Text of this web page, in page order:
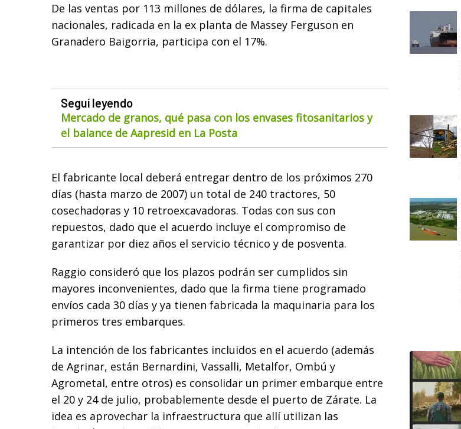
De las ventas por 113 millones de dólares, la firma de capitales
nacionales, radicada en la ex planta de Massey Ferguson en
Granadero Baigorria, participa con el 17%.
Seguí leyendo
Mercado de granos, qué pasa con los envases fitosanitarios y
el balance de Aapresid en La Posta
El fabricante local deberá entregar dentro de los próximos 270
días (hasta marzo de 2007) un total de 240 tractores, 50
cosechadoras y 10 retroexcavadoras. Todas con sus con
repuestos, dado que el acuerdo incluye el compromiso de
garantizar por diez años el servicio técnico y de posventa.
Raggio consideró que los plazos podrán ser cumplidos sin
mayores inconvenientes, dado que la firma tiene programado
envíos cada 30 días y ya tienen fabricada la maquinaria para los
primeros tres embarques.
La intención de los fabricantes incluidos en el acuerdo (además
de Agrinar, están Bernardini, Vassalli, Metalfor, Ombú y
Agrometal, entre otros) es consolidar un primer embarque entre
el 20 y 24 de julio, probablemente desde el puerto de Zárate. La
idea es aprovechar la infraestructura que allí utilizan las